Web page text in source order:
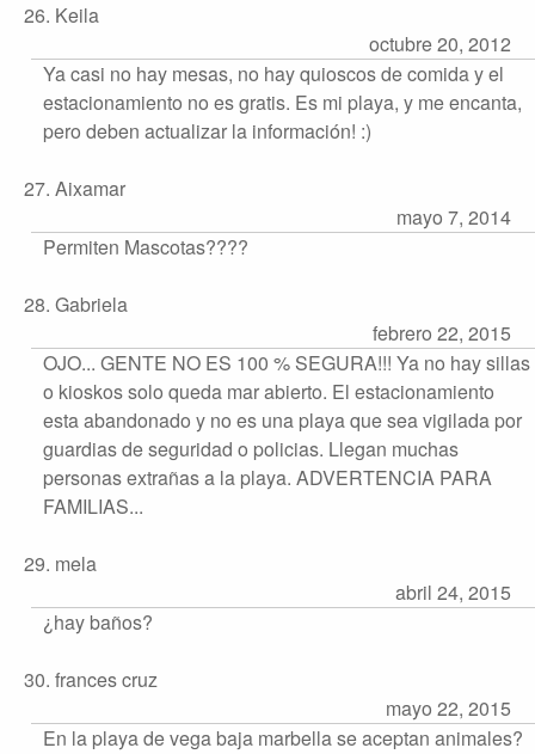
26. Keila
octubre 20, 2012
Ya casi no hay mesas, no hay quioscos de comida y el
estacionamiento no es gratis. Es mi playa, y me encanta,
pero deben actualizar la información! :)
27. Aixamar
mayo 7, 2014
Permiten Mascotas????
28. Gabriela
febrero 22, 2015
OJO... GENTE NO ES 100 % SEGURA!!! Ya no hay sillas
o kioskos solo queda mar abierto. El estacionamiento
esta abandonado y no es una playa que sea vigilada por
guardias de seguridad o policias. Llegan muchas
personas extrañas a la playa. ADVERTENCIA PARA
FAMILIAS...
29. mela
abril 24, 2015
¿hay baños?
30. frances cruz
mayo 22, 2015
En la playa de vega baja marbella se aceptan animales?